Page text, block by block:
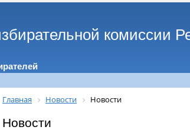
комиссии
Главная Новости Новости
Новости